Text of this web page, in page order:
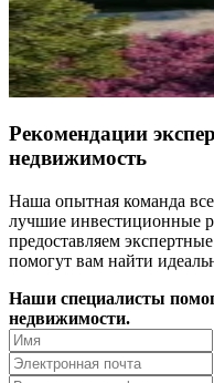
Рекомендации
недвижимость
Наша опытная команда
лучшие инвестиционные
предоставляем
помогут вам найти
Наши специалисты
недвижимости.